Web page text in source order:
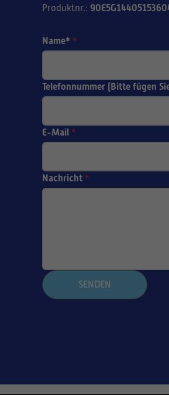
Produktnr.:
Name* *
Telefonnummer (Bitte fügen
E-Mail *
Nachricht *
SENDEN